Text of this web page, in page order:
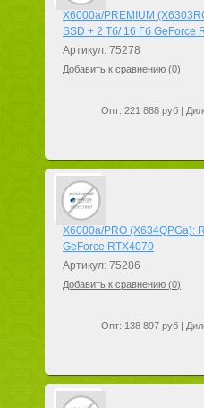
X6000a/PREMIUM
SSD + 2 Тб/ 16 Гб GeForce
Артикул: 75278
Добавить к сравнению (0)
Опт: 221 888 руб |
X6000a/PRO (X634QPGa):
GeForce RTX4070
Артикул: 75286
Добавить к сравнению (0)
Опт: 138 897 руб |